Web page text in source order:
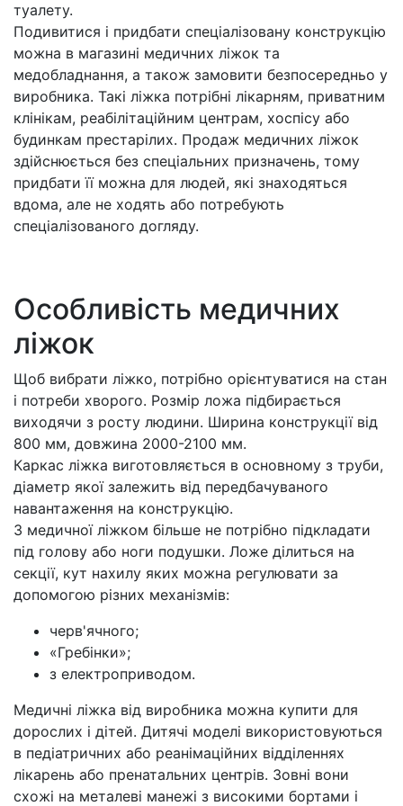
туалету.
Подивитися і придбати спеціалізовану конструкцію
можна в магазині медичних ліжок та
медобладнання, а також замовити безпосередньо у
виробника. Такі ліжка потрібні лікарням, приватним
клінікам, реабілітаційним центрам, хоспісу або
будинкам престарілих. Продаж медичних ліжок
здійснюється без спеціальних призначень, тому
придбати її можна для людей, які знаходяться
вдома, але не ходять або потребують
спеціалізованого догляду.
Особливість медичних
ліжок
Щоб вибрати ліжко, потрібно орієнтуватися на стан
і потреби хворого. Розмір ложа підбирається
виходячи з росту людини. Ширина конструкції від
800 мм, довжина 2000-2100 мм.
Каркас ліжка виготовляється в основному з труби,
діаметр якої залежить від передбачуваного
навантаження на конструкцію.
З медичної ліжком більше не потрібно підкладати
під голову або ноги подушки. Ложе ділиться на
секції, кут нахилу яких можна регулювати за
допомогою різних механізмів:
черв'ячного;
«Гребінки»;
з електроприводом.
Медичні ліжка від виробника можна купити для
дорослих і дітей. Дитячі моделі використовуються
в педіатричних або реанімаційних відділеннях
лікарень або пренатальних центрів. Зовні вони
схожі на металеві манежі з високими бортами і